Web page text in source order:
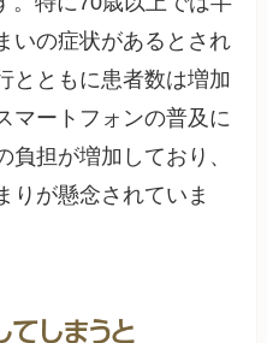
いの症状があるとされ
とともに患者数は増加
マートフォンの普及に
負担が増加しており、
りが懸念されていま